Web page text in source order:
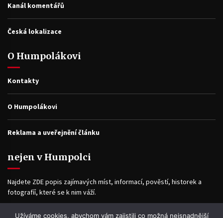
Kanál komentářů
Česká lokalizace
O Humpolákovi
Kontakty
O Humpolákovi
Reklama a uveřejnění článku
nejen v Humpolci
Najdete ZDE popis zajímavých míst, informací, pověstí, historek a
fotografíí, které se k nim váží.
Užíváme cookies, abychom vám zajistili co možná nejsnadnější